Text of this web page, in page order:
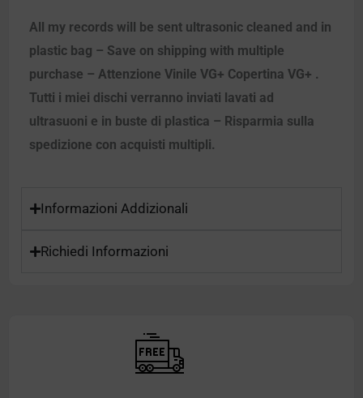
All my records will be sent ultrasonic cleaned and in
plastic bag – Save on shipping with multiple
purchase – Attenzione Vinile VG+ Copertina VG+ .
Tutti i miei dischi verranno inviati lavati ad
ultrasuoni e in buste di plastica – Risparmia sulla
spedizione con acquisti multipli.
Informazioni Addizionali
Richiedi Informazioni